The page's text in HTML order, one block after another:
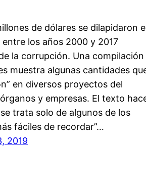
de dólares se dilapidaron
entre los años 2000 y 2017
la corrupción. Una compilación
muestra algunas cantidades
en diversos proyectos del
y empresas. El texto
trata solo de algunos de los
fáciles de recordar”…
2019